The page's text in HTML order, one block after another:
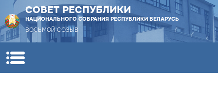
СОВЕТ РЕСПУБЛИКИ
НАЦИОНАЛЬНОГО СОБРАНИЯ РЕСПУБЛИКИ БЕЛАРУСЬ
ВОСЬМОЙ СОЗЫВ